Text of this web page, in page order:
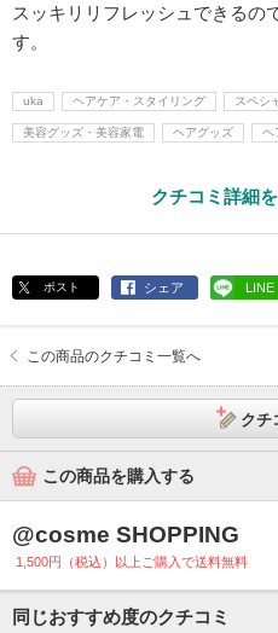
スッキリリフレッシュできるの
す。
uka ヘアケア・スタイリング スペシ
美容グッズ・美容家電 ヘアグッズ ヘ
クチコミ詳細
ポスト シェア LINE
この商品のクチコミ一覧へ
クチ
この商品を購入する
@cosme SHOPPING
1,500円（税込）以上ご購入で送料無料
同じおすすめ度のクチコミ